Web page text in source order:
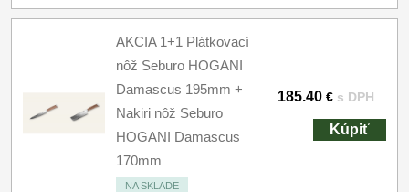
AKCIA 1+1 Plátkovací
nôž Seburo HOGANI
Damascus 195mm +
Nakiri nôž Seburo
HOGANI Damascus
170mm
NA SKLADE
185.40 € s DPH
Kúpiť